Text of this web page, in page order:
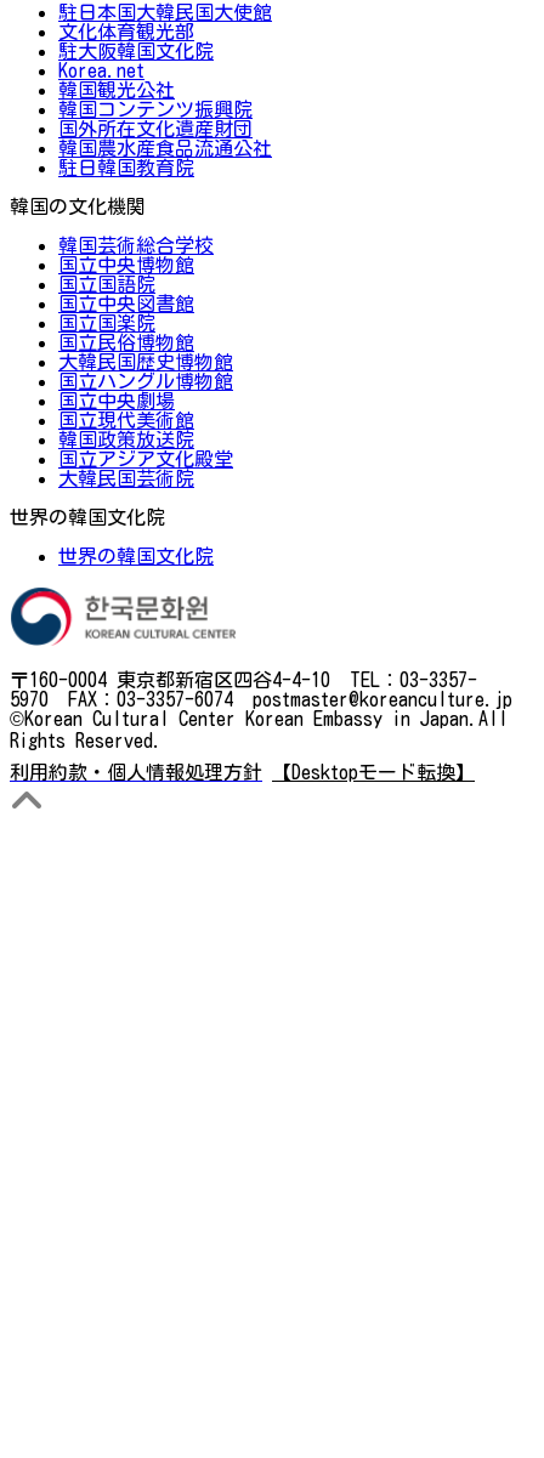
駐日本国大韓民国大使館
文化体育観光部
駐大阪韓国文化院
Korea.net
韓国観光公社
韓国コンテンツ振興院
国外所在文化遺産財団
韓国農水産食品流通公社
駐日韓国教育院
韓国の文化機関
韓国芸術総合学校
国立中央博物館
国立国語院
国立中央図書館
国立国楽院
国立民俗博物館
大韓民国歴史博物館
国立ハングル博物館
国立中央劇場
国立現代美術館
韓国政策放送院
国立アジア文化殿堂
大韓民国芸術院
世界の韓国文化院
世界の韓国文化院
〒160-0004 東京都新宿区四谷4-4-10 TEL：03-3357-
5970 FAX：03-3357-6074 postmaster@koreanculture.jp
©Korean Cultural Center Korean Embassy in Japan.All
Rights Reserved.
利用約款・個人情報処理方針
【Desktopモード転換】